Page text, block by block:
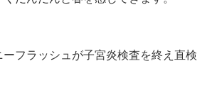
ーフラッシュが子宮炎検査を終え直検